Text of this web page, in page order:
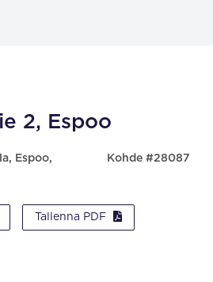
2, Espoo
Espoo,
Kohde #28087
Tallenna PDF